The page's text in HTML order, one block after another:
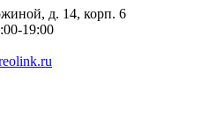
д. 14, корп. 6
19:00